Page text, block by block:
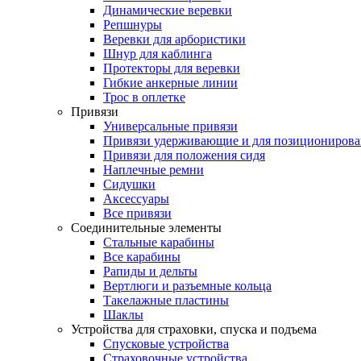
Динамические веревки
Репшнуры
Веревки для арбористики
Шнур для каблинга
Протекторы для веревки
Гибкие анкерные линии
Трос в оплетке
Привязи
Универсальные привязи
Привязи удерживающие и для
Привязи для положения сидя
Наплечные ремни
Сидушки
Аксессуары
Все привязи
Соединительные элементы
Стальные карабины
Все карабины
Рапиды и дельты
Вертлюги и разъемные кольца
Такелажные пластины
Шаклы
Устройства для страховки, спуска и подъема
Спусковые устройства
Страховочные устройства